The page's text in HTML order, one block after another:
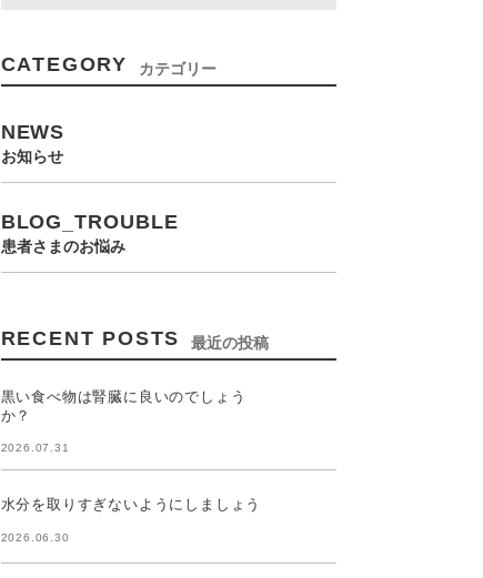
CATEGORY カテゴリー
NEWS
お知らせ
BLOG_TROUBLE
患者さまのお悩み
RECENT POSTS 最近の投稿
黒い食べ物は腎臓に良いのでしょう
か？
2026.07.31
水分を取りすぎないようにしましょう
2026.06.30